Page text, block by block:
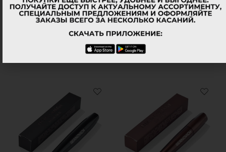
Похожие товары